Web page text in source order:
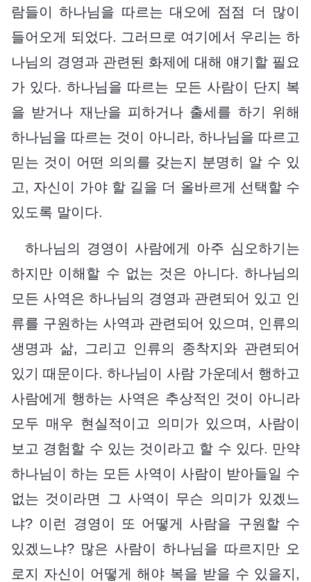
람들이 하나님을 따르는 대오에 점점 더 많이
들어오게 되었다. 그러므로 여기에서 우리는 하
나님의 경영과 관련된 화제에 대해 얘기할 필요
가 있다. 하나님을 따르는 모든 사람이 단지 복
을 받거나 재난을 피하거나 출세를 하기 위해
하나님을 따르는 것이 아니라, 하나님을 따르고
믿는 것이 어떤 의의를 갖는지 분명히 알 수 있
고, 자신이 가야 할 길을 더 올바르게 선택할 수
있도록 말이다.
하나님의 경영이 사람에게 아주 심오하기는
하지만 이해할 수 없는 것은 아니다. 하나님의
모든 사역은 하나님의 경영과 관련되어 있고 인
류를 구원하는 사역과 관련되어 있으며, 인류의
생명과 삶, 그리고 인류의 종착지와 관련되어
있기 때문이다. 하나님이 사람 가운데서 행하고
사람에게 행하는 사역은 추상적인 것이 아니라
모두 매우 현실적이고 의미가 있으며, 사람이
보고 경험할 수 있는 것이라고 할 수 있다. 만약
하나님이 하는 모든 사역이 사람이 받아들일 수
없는 것이라면 그 사역이 무슨 의미가 있겠느
냐? 이런 경영이 또 어떻게 사람을 구원할 수
있겠느냐? 많은 사람이 하나님을 따르지만 오
로지 자신이 어떻게 해야 복을 받을 수 있을지,